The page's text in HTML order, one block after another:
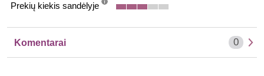
Prekių kiekis sandėlyje
Komentarai 0